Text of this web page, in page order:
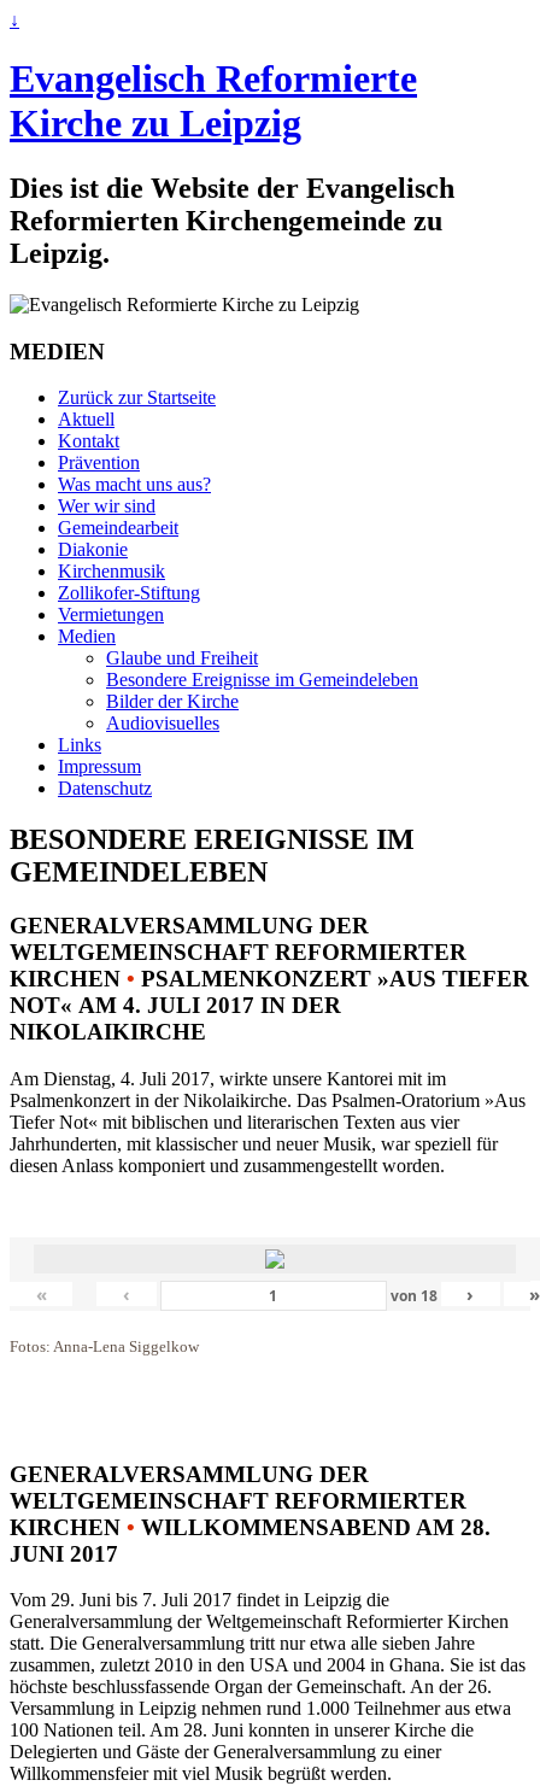
↓
Evangelisch Reformierte
Kirche zu Leipzig
Dies ist die Website der Evangelisch
Reformierten Kirchengemeinde zu
Leipzig.
MEDIEN
Zurück zur Startseite
Aktuell
Kontakt
Prävention
Was macht uns aus?
Wer wir sind
Gemeindearbeit
Diakonie
Kirchenmusik
Zollikofer-Stiftung
Vermietungen
Medien
Glaube und Freiheit
Besondere Ereignisse im Gemeindeleben
Bilder der Kirche
Audiovisuelles
Links
Impressum
Datenschutz
BESONDERE EREIGNISSE IM
GEMEINDELEBEN
GENERALVERSAMMLUNG DER
WELTGEMEINSCHAFT REFORMIERTER
KIRCHEN • PSALMENKONZERT »AUS TIEFER
NOT« AM 4. JULI 2017 IN DER
NIKOLAIKIRCHE
Am Dienstag, 4. Juli 2017, wirkte unsere Kantorei mit im
Psalmenkonzert in der Nikolaikirche. Das Psalmen-Oratorium »Aus
Tiefer Not« mit biblischen und literarischen Texten aus vier
Jahrhunderten, mit klassischer und neuer Musik, war speziell für
diesen Anlass komponiert und zusammengestellt worden.
« ‹ von 18 › »
Fotos: Anna-Lena Siggelkow
GENERALVERSAMMLUNG DER
WELTGEMEINSCHAFT REFORMIERTER
KIRCHEN • WILLKOMMENSABEND AM 28.
JUNI 2017
Vom 29. Juni bis 7. Juli 2017 findet in Leipzig die
Generalversammlung der Weltgemeinschaft Reformierter Kirchen
statt. Die Generalversammlung tritt nur etwa alle sieben Jahre
zusammen, zuletzt 2010 in den USA und 2004 in Ghana. Sie ist das
höchste beschlussfassende Organ der Gemeinschaft. An der 26.
Versammlung in Leipzig nehmen rund 1.000 Teilnehmer aus etwa
100 Nationen teil. Am 28. Juni konnten in unserer Kirche die
Delegierten und Gäste der Generalversammlung zu einer
Willkommensfeier mit viel Musik begrüßt werden.